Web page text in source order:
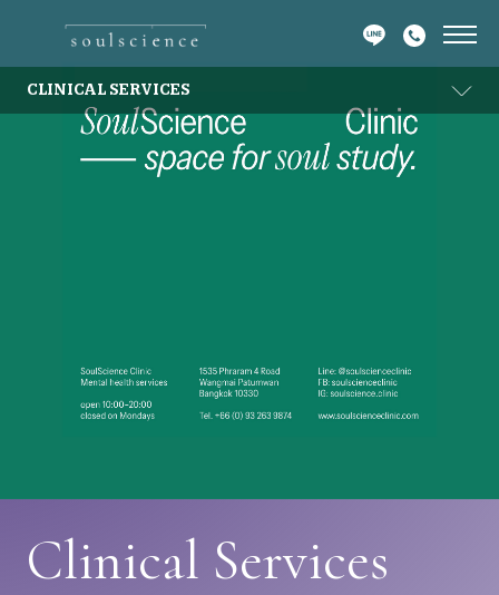
CLINICAL SERVICES
NON-CLINICAL SERVICES
Clinical Services